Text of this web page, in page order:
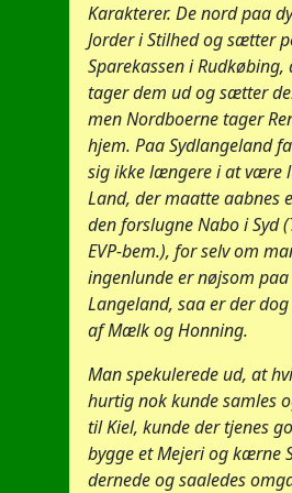
Karakterer. De nord paa
Jorder i Stilhed og sætter
Sparekassen i Rudkøbing,
tager dem ud og sætter
men Nordboerne tager
hjem. Paa Sydlangeland
sig ikke længere i at være
Land, der maatte aabnes
den forslugne Nabo i Syd
EVP-bem.), for selv om
ingenlunde er nøjsom paa
Langeland, saa er der
af Mælk og Honning.
Man spekulerede ud, at
hurtig nok kunde samles
til Kiel, kunde der tjenes
bygge et Mejeri og kærne
dernede og saaledes